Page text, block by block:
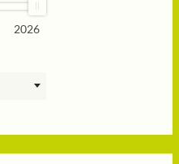
2026